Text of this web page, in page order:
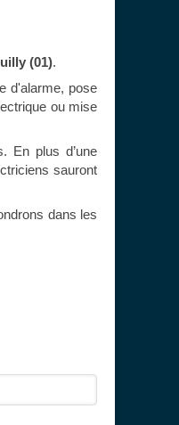
(01).
d'alarme, pose
ou mise
En plus d’une
sauront
dans les